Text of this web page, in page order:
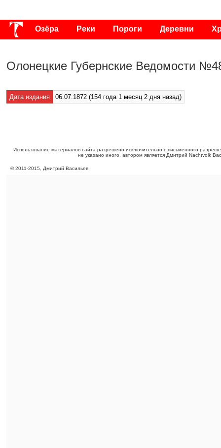
Озёра Реки Пороги Деревни
Олонецкие Губернские Ведомости
Дата издания 06.07.1872 (154 года 1 месяц 2 дня назад)
Использование материалов сайта разрешено исключительно с письменного
не указано иного, автором является Дмитрий Nachtvolk
©2011-2015 , Дмитрий Васильев